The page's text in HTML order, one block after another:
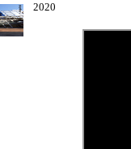
2020